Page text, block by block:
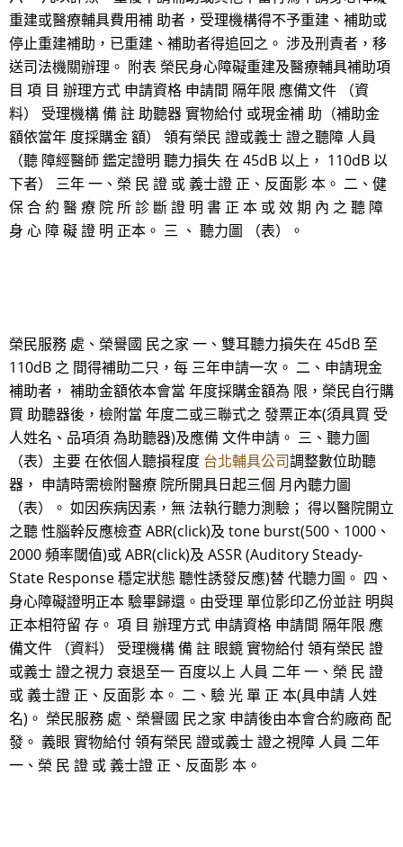
重建或醫療輔具費用補 助者，受理機構得不予重建、補助或
停止重建補助，已重建、補助者得追回之。 涉及刑責者，移
送司法機關辦理。 附表 榮民身心障礙重建及醫療輔具補助項
目 項 目 辦理方式 申請資格 申請間 隔年限 應備文件 （資
料） 受理機構 備 註 助聽器 實物給付 或現金補 助（補助金
額依當年 度採購金 額） 領有榮民 證或義士 證之聽障 人員
（聽 障經醫師 鑑定證明 聽力損失 在 45dB 以上， 110dB 以
下者） 三年 一、榮 民 證 或 義士證 正、反面影 本。 二、健
保 合 約 醫 療 院 所 診 斷 證 明 書 正 本 或 效 期 內 之 聽 障
身 心 障 礙 證 明 正本。 三 、 聽力圖 （表）。
榮民服務 處、榮譽國 民之家 一、雙耳聽力損失在 45dB 至
110dB 之 間得補助二只，每 三年申請一次。 二、申請現金
補助者， 補助金額依本會當 年度採購金額為 限，榮民自行購
買 助聽器後，檢附當 年度二或三聯式之 發票正本(須具買 受
人姓名、品項須 為助聽器)及應備 文件申請。 三、聽力圖
（表）主要 在依個人聽損程度 台北輔具公司調整數位助聽
器， 申請時需檢附醫療 院所開具日起三個 月內聽力圖
（表）。 如因疾病因素，無 法執行聽力測驗； 得以醫院開立
之聽 性腦幹反應檢查 ABR(click)及 tone burst(500、1000、
2000 頻率閾值)或 ABR(click)及 ASSR (Auditory Steady-
State Response 穩定狀態 聽性誘發反應)替 代聽力圖。 四、
身心障礙證明正本 驗畢歸還。由受理 單位影印乙份並註 明與
正本相符留 存。 項 目 辦理方式 申請資格 申請間 隔年限 應
備文件 （資料） 受理機構 備 註 眼鏡 實物給付 領有榮民 證
或義士 證之視力 衰退至一 百度以上 人員 二年 一、榮 民 證
或 義士證 正、反面影 本。 二、驗 光 單 正 本(具申請 人姓
名)。 榮民服務 處、榮譽國 民之家 申請後由本會合約廠商 配
發。 義眼 實物給付 領有榮民 證或義士 證之視障 人員 二年
一、榮 民 證 或 義士證 正、反面影 本。